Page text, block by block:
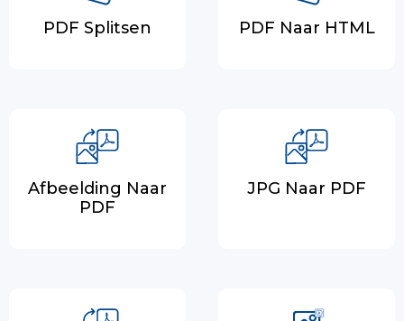
PDF Splitsen PDF Naar HTML
Afbeelding Naar
PDF
JPG Naar PDF